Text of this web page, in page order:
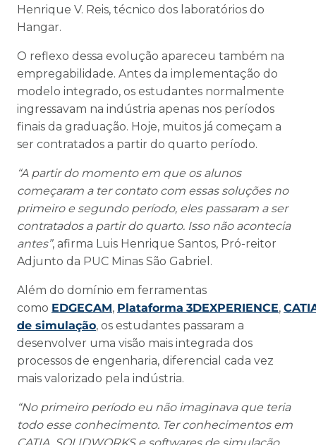
Henrique V. Reis, técnico dos laboratórios do
Hangar.
O reflexo dessa evolução apareceu também na
empregabilidade. Antes da implementação do
modelo integrado, os estudantes normalmente
ingressavam na indústria apenas nos períodos
finais da graduação. Hoje, muitos já começam a
ser contratados a partir do quarto período.
“A partir do momento em que os alunos
começaram a ter contato com essas soluções no
primeiro e segundo período, eles passaram a ser
contratados a partir do quarto. Isso não acontecia
antes”, afirma Luis Henrique Santos, Pró-reitor
Adjunto da PUC Minas São Gabriel.
Além do domínio em ferramentas
como EDGECAM, Plataforma 3DEXPERIENCE,
de simulação, os estudantes passaram a
desenvolver uma visão mais integrada dos
processos de engenharia, diferencial cada vez
mais valorizado pela indústria.
“No primeiro período eu não imaginava que teria
todo esse conhecimento. Ter conhecimentos em